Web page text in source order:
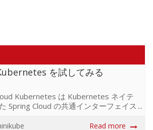
を試してみる
Kubernetes は Kubernetes ネイテ
Spring Cloud の共通インターフェイス
kubernetes: Kubernetes Service か
Read more